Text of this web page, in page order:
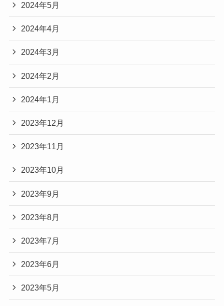
2024年5月
2024年4月
2024年3月
2024年2月
2024年1月
2023年12月
2023年11月
2023年10月
2023年9月
2023年8月
2023年7月
2023年6月
2023年5月